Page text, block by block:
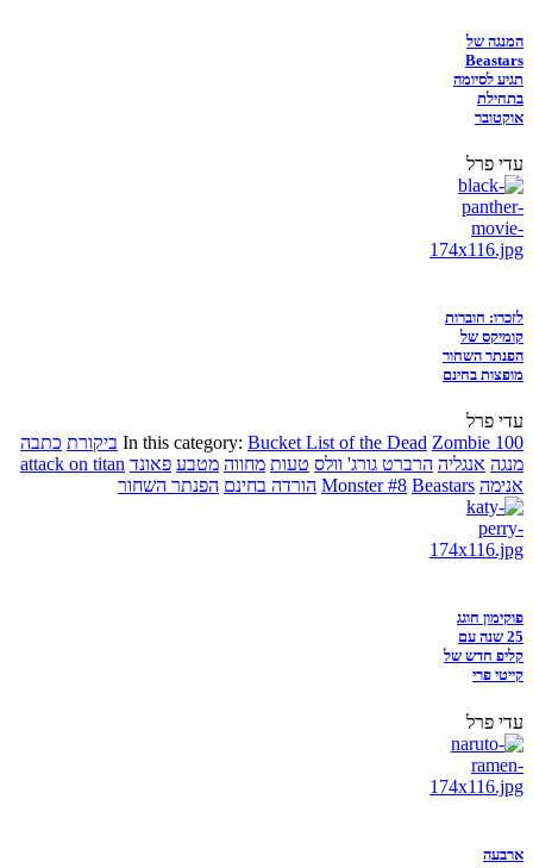
המנגה של
Beastars
תגיע לסיומה
בתחילת
אוקטובר
עדי פרל
לזכרו: חוברות
קומיקס של
הפנתר השחור
מופצות בחינם
עדי פרל
In this category: Bucket List of the Dead Zombie 100 ביקורת כתבה
מנגה אנגליה הרברט גורג' וולס טעות מחווה מטבע פאונד attack on titan
אנימה
Monster #8 Beastars הורדה בחינם הפנתר השחור
פוקימון חוגג
25 שנה עם
קליפ חדש של
קייטי פרי
עדי פרל
ארבעה